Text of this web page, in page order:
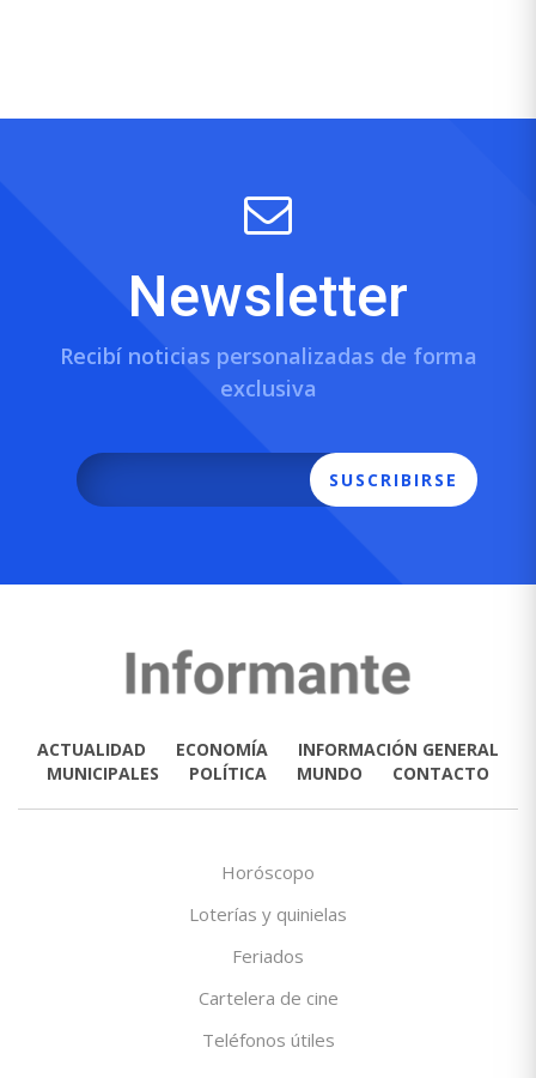
Newsletter
Recibí noticias personalizadas de forma
exclusiva
SUSCRIBIRSE
ACTUALIDAD ECONOMÍA
INFORMACIÓN GENERAL
MUNICIPALES
POLÍTICA MUNDO CONTACTO
Horóscopo
Loterías y quinielas
Feriados
Cartelera de cine
Teléfonos útiles